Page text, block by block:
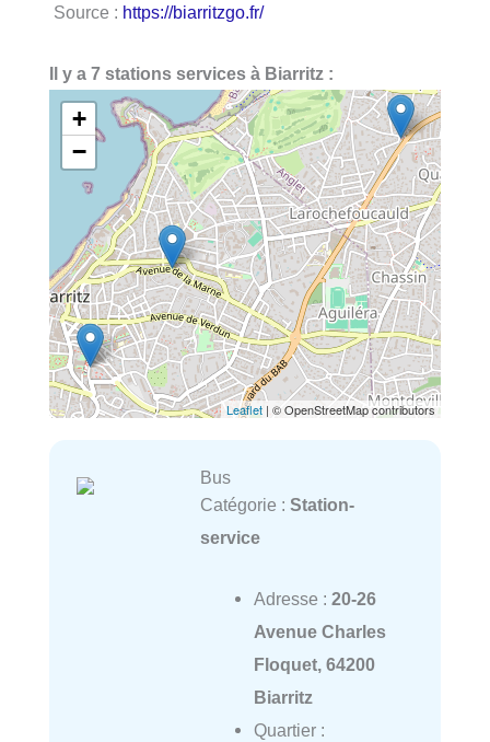
Source : https://biarritzgo.fr/
Il y a 7 stations services à Biarritz :
+
−
Leaflet | © OpenStreetMap contributors
Bus
Catégorie : Station-
service
Adresse : 20-26
Avenue Charles
Floquet, 64200
Biarritz
Quartier :